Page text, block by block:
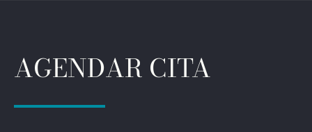
AGENDAR CITA